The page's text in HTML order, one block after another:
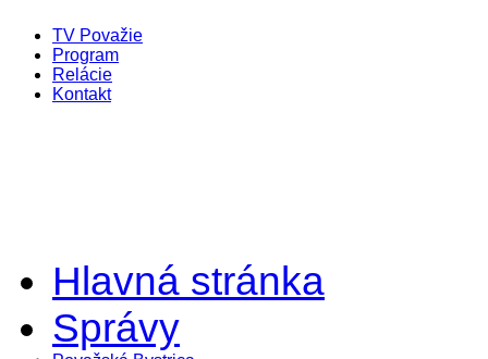
TV Považie
Program
Relácie
Kontakt
Hlavná stránka
Správy